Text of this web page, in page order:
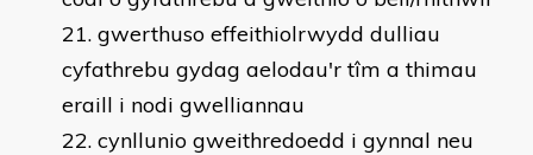
gwerthuso effeithiolrwydd dulliau
cyfathrebu gydag aelodau'r tîm a thimau
eraill i nodi gwelliannau
cynllunio gweithredoedd i gynnal neu